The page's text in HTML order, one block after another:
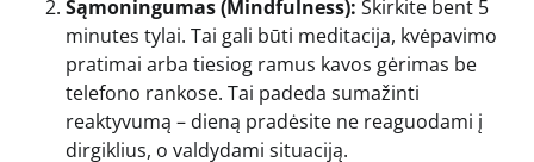
Sąmoningumas (Mindfulness): Skirkite bent 5
minutes tylai. Tai gali būti meditacija, kvėpavimo
pratimai arba tiesiog ramus kavos gėrimas be
telefono rankose. Tai padeda sumažinti
reaktyvumą – dieną pradėsite ne reaguodami į
dirgiklius, o valdydami situaciją.